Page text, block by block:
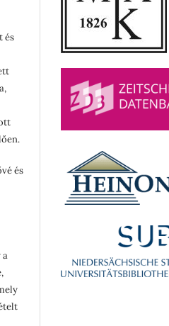
és
és
a